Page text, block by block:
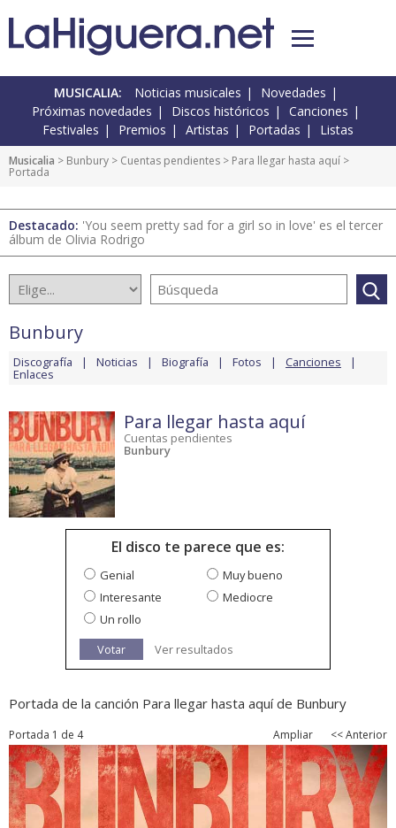
MUSICALIA: Noticias musicales
Novedades
Próximas novedades
Discos históricos
Canciones
Festivales
Premios Artistas Portadas Listas
Musicalia > Bunbury > Cuentas pendientes > Para llegar hasta aquí >
Portada
Destacado: 'You seem pretty sad for a girl so in love' es el tercer
álbum de Olivia Rodrigo
Bunbury
Discografía Noticias Biografía Fotos Canciones
Enlaces
Para llegar hasta aquí
Cuentas pendientes
Bunbury
El disco te parece que es:
Genial
Muy bueno
Interesante
Mediocre
Un rollo
Votar
Ver resultados
Portada de la canción Para llegar hasta aquí de Bunbury
Portada 1 de 4 Ampliar << Anterior